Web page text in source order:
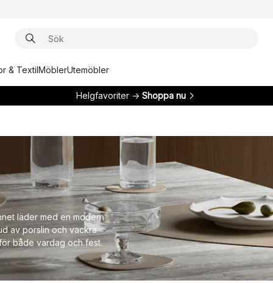
& TextilMöblerUtemöbler
Helgfavoriter → Shoppa nu
läder med en modern
av porslin och vackra
både vardag och fest.